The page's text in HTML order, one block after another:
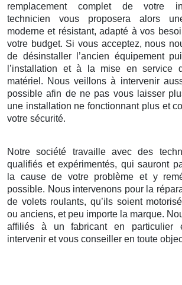
remplacement complet de votre
technicien vous proposera alors
moderne et résistant, adapté à vos
votre budget. Si vous acceptez, nous
de désinstaller l’ancien équipement
l’installation et à la mise en service
matériel. Nous veillons à intervenir
possible afin de ne pas vous laisser
une installation ne fonctionnant plus et
votre sécurité.
Notre société travaille avec des
qualifiés et expérimentés, qui sauront
la cause de votre problème et y
possible. Nous intervenons pour la
de volets roulants, qu’ils soient
ou anciens, et peu importe la marque.
affiliés à un fabricant en particulier
intervenir et vous conseiller en toute